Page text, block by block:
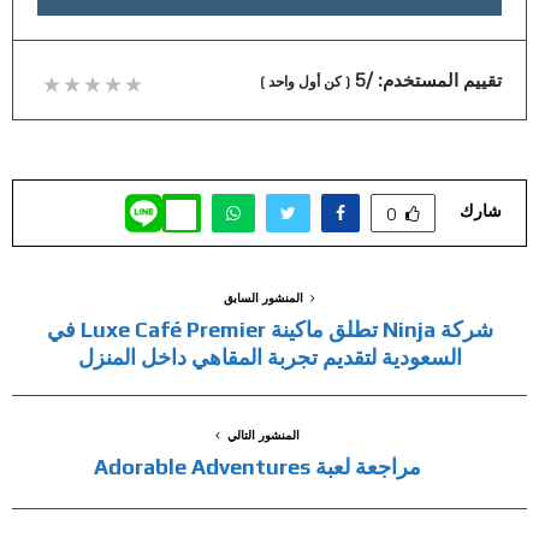
تقييم المستخدم:/5
(كن أول واحد )
شارك 0
المنشور السابق
شركة Ninja تطلق ماكينة Luxe Café Premier في
السعودية لتقديم تجربة المقاهي داخل المنزل
المنشور التالي
مراجعة لعبة Adorable Adventures